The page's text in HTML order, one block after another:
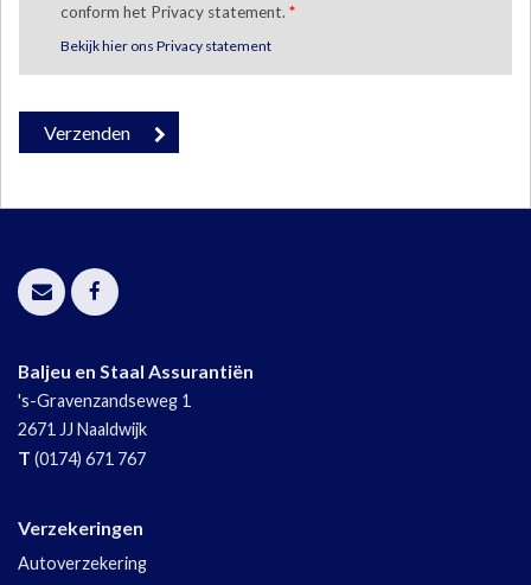
conform het Privacy statement. *
Bekijk hier ons Privacy statement
Baljeu en Staal Assurantiën
's-Gravenzandseweg 1
2671 JJ Naaldwijk
T (0174) 671 767
Verzekeringen
Autoverzekering